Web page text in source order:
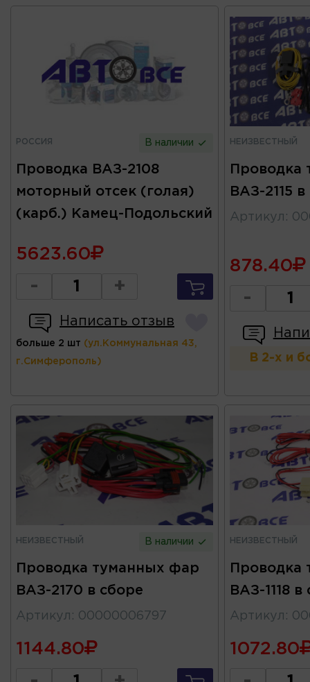
РОССИЯ В наличии
Проводка ВАЗ-2108
моторный отсек (голая)
(карб.) Камец-Подольский
5623.60
- +
Написать отзыв
больше 2 шт (ул.Коммунальная 43,
г.Симферополь)
НЕИЗВЕСТНЫЙ
ВАЗ-2115
Артикул :
878.40
-
В 2-х и
НЕИЗВЕСТНЫЙ В наличии
Проводка туманных фар
ВАЗ-2170 в сборе
Артикул : 00000006797
1144.80
НЕИЗВЕСТНЫЙ
Проводка
ВАЗ-1118 в
Артикул :
1072.80